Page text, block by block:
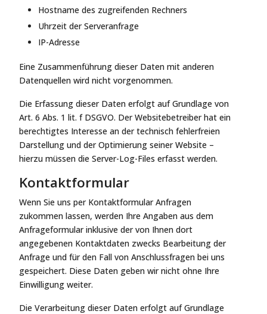
Hostname des zugreifenden Rechners
Uhrzeit der Serveranfrage
IP-Adresse
Eine Zusammenführung dieser Daten mit anderen
Datenquellen wird nicht vorgenommen.
Die Erfassung dieser Daten erfolgt auf Grundlage von
Art. 6 Abs. 1 lit. f DSGVO. Der Websitebetreiber hat ein
berechtigtes Interesse an der technisch fehlerfreien
Darstellung und der Optimierung seiner Website –
hierzu müssen die Server-Log-Files erfasst werden.
Kontaktformular
Wenn Sie uns per Kontaktformular Anfragen
zukommen lassen, werden Ihre Angaben aus dem
Anfrageformular inklusive der von Ihnen dort
angegebenen Kontaktdaten zwecks Bearbeitung der
Anfrage und für den Fall von Anschlussfragen bei uns
gespeichert. Diese Daten geben wir nicht ohne Ihre
Einwilligung weiter.
Die Verarbeitung dieser Daten erfolgt auf Grundlage